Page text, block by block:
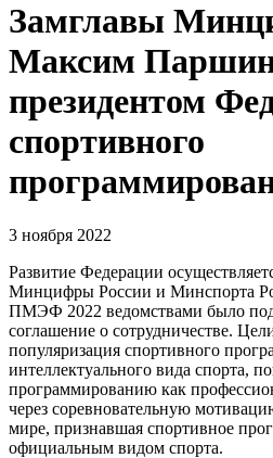
Замглавы
Максим Паршин
президентом
спортивного
3 ноября 2022
Развитие Федерации
Минцифры России и Минспорта
ПМЭФ 2022 ведомствами было
соглашение о сотрудничестве.
популяризация спортивного
интеллектуального вида спорта,
программированию как
через соревновательную
мире, признавшая спортивное
официальным видом спорта.